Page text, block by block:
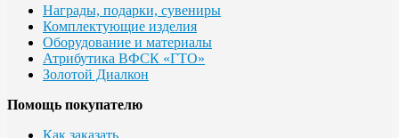
Награды, подарки, сувениры
Комплектующие изделия
Оборудование и материалы
Атрибутика ВФСК «ГТО»
Золотой Диалкон
Помощь покупателю
Как заказать